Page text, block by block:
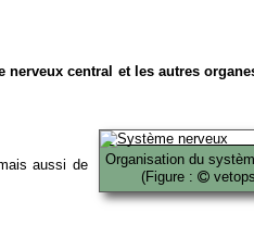
central et les autres
Organisation du
(Figure :
aussi de